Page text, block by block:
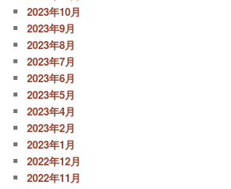
2023年10月
2023年9月
2023年8月
2023年7月
2023年6月
2023年5月
2023年4月
2023年2月
2023年1月
2022年12月
2022年11月